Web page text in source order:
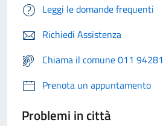
Leggi le domande frequenti
Richiedi Assistenza
Chiama il comune 011 94281
Prenota un appuntamento
Problemi in città